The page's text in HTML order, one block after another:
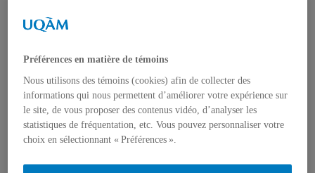
patrimoniales en milieu urbain
MSL9006 La patrimonialisation
Histoire de l’art
HAR2644 – Animation, communications,
gestion en patrimoine
Direction de thèses et de mémoires
Stages
Préférences en matière de témoins
Nous utilisons des témoins (cookies) afin de collecter des
informations qui nous permettent d’améliorer votre expérience sur
le site, de vous proposer des contenus vidéo, d’analyser les
statistiques de fréquentation, etc. Vous pouvez personnaliser votre
choix en sélectionnant « Préférences ».